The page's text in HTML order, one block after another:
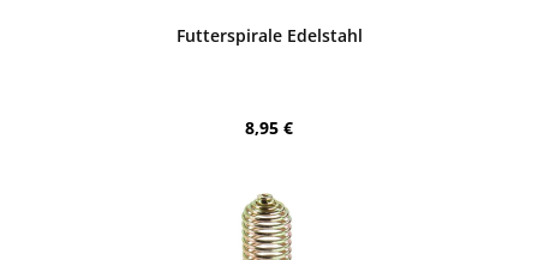
Futterspirale Edelstahl
Regulärer Preis:
8,95 €